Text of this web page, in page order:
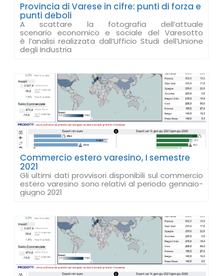
Provincia di Varese in cifre: punti di forza e
punti deboli
A scattare la fotografia dell’attuale
scenario economico e sociale del Varesotto
è l’analisi realizzata dall’Ufficio Studi dell’Unione
degli Industria
Commercio estero varesino, I semestre
2021
Gli ultimi dati provvisori disponibili sul commercio
estero varesino sono relativi al periodo gennaio-
giugno 2021